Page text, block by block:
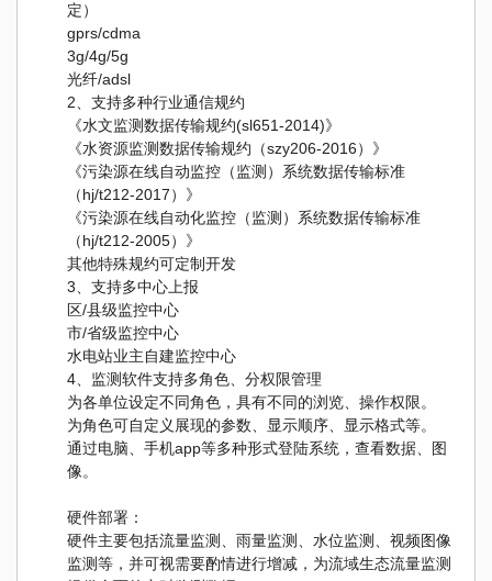
定）
gprs/cdma
3g/4g/5g
光纤/adsl
2、支持多种行业通信规约
《水文监测数据传输规约(sl651-2014)》
《水资源监测数据传输规约（szy206-2016）》
《污染源在线自动监控（监测）系统数据传输标准
（hj/t212-2017）》
《污染源在线自动化监控（监测）系统数据传输标准
（hj/t212-2005）》
其他特殊规约可定制开发
3、支持多中心上报
区/县级监控中心
市/省级监控中心
水电站业主自建监控中心
4、监测软件支持多角色、分权限管理
为各单位设定不同角色，具有不同的浏览、操作权限。
为角色可自定义展现的参数、显示顺序、显示格式等。
通过电脑、手机app等多种形式登陆系统，查看数据、图
像。
硬件部署：
硬件主要包括流量监测、雨量监测、水位监测、视频图像
监测等，并可视需要酌情进行增减，为流域生态流量监测